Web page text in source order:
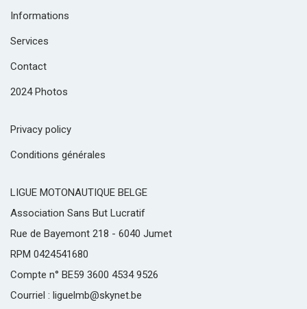
Informations
Services
Contact
2024 Photos
Privacy policy
Conditions générales
LIGUE MOTONAUTIQUE BELGE
Association Sans But Lucratif
Rue de Bayemont 218 - 6040 Jumet
RPM 0424541680
Compte n° BE59 3600 4534 9526
Courriel : liguelmb@skynet.be